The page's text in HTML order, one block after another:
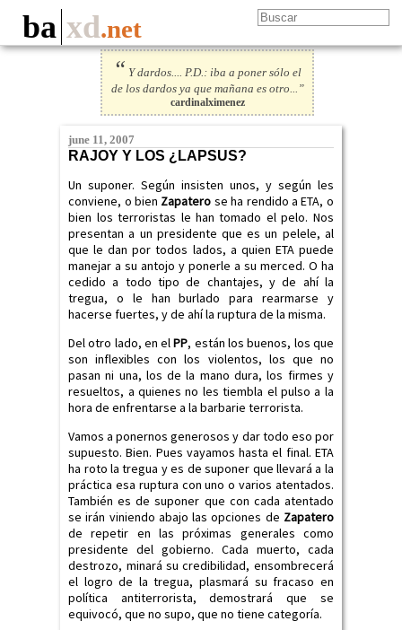
ba xd.net
“ Y dardos.... P.D.: iba a poner sólo el
de los dardos ya que mañana es otro...”
cardinalximenez
june 11, 2007
RAJOY Y LOS ¿LAPSUS?
Un suponer. Según insisten unos, y según les
conviene, o bien Zapatero se ha rendido a ETA, o
bien los terroristas le han tomado el pelo. Nos
presentan a un presidente que es un pelele, al
que le dan por todos lados, a quien ETA puede
manejar a su antojo y ponerle a su merced. O ha
cedido a todo tipo de chantajes, y de ahí la
tregua, o le han burlado para rearmarse y
hacerse fuertes, y de ahí la ruptura de la misma.
Del otro lado, en elPP, están los buenos, los que
son inflexibles con los violentos, los que no
pasan ni una, los de la mano dura, los firmes y
resueltos, a quienes no les tiembla el pulso a la
hora de enfrentarse a la barbarie terrorista.
Vamos a ponernos generosos y dar todo eso por
supuesto. Bien. Pues vayamos hasta el final. ETA
ha roto la tregua y es de suponer que llevará a la
práctica esa ruptura con uno o varios atentados.
También es de suponer que con cada atentado
se irán viniendo abajo las opciones de Zapatero
de repetir en las próximas generales como
presidente del gobierno. Cada muerto, cada
destrozo, minará su credibilidad, ensombrecerá
el logro de la tregua, plasmará su fracaso en
política antiterrorista, demostrará que se
equivocó, que no supo, que no tiene categoría.